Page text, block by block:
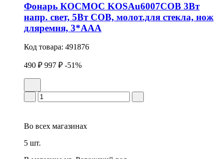
Фонарь КОСМОС KOSAu6007COB 3Вт
напр. свет, 5Вт СОВ, молот.для стекла, нож
дляремня, 3*ААА
Код товара: 491876
490 ₽ 997 ₽ -51%
Во всех магазинах
5 шт.